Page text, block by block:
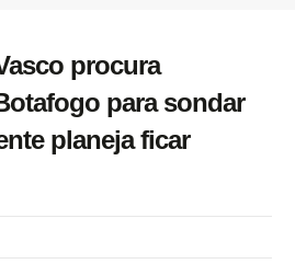
procura
para sondar
planeja ficar